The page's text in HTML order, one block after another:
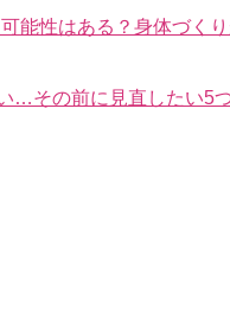
能性はある？身体づく
…その前に見直したい5